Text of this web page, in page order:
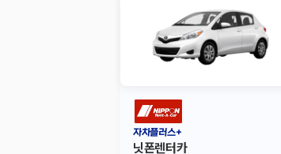
자차플러스+
닛폰렌터카